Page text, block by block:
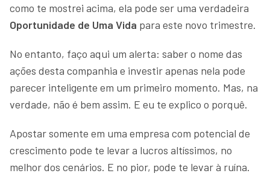
como te mostrei acima, ela pode ser uma verdadeira
Oportunidade de Uma Vida para este novo trimestre.
No entanto, faço aqui um alerta: saber o nome das
ações desta companhia e investir apenas nela pode
parecer inteligente em um primeiro momento. Mas, na
verdade, não é bem assim. E eu te explico o porquê.
Apostar somente em uma empresa com potencial de
crescimento pode te levar a lucros altíssimos, no
melhor dos cenários. E no pior, pode te levar à ruína.